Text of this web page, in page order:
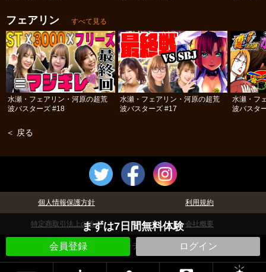
まずは7日間無料体験
会員登録 ログイン
フェアリン すべて見る
水瀬・フェアリン・河原の超荒
波バスターズ #18
水瀬・フェアリン・河原の超荒
波バスターズ #17
水瀬・フ
波バスタ
＜ 戻る
個人情報保護方針 利用規約
特定商取引法上の表示 会社概要
©パチテレ！